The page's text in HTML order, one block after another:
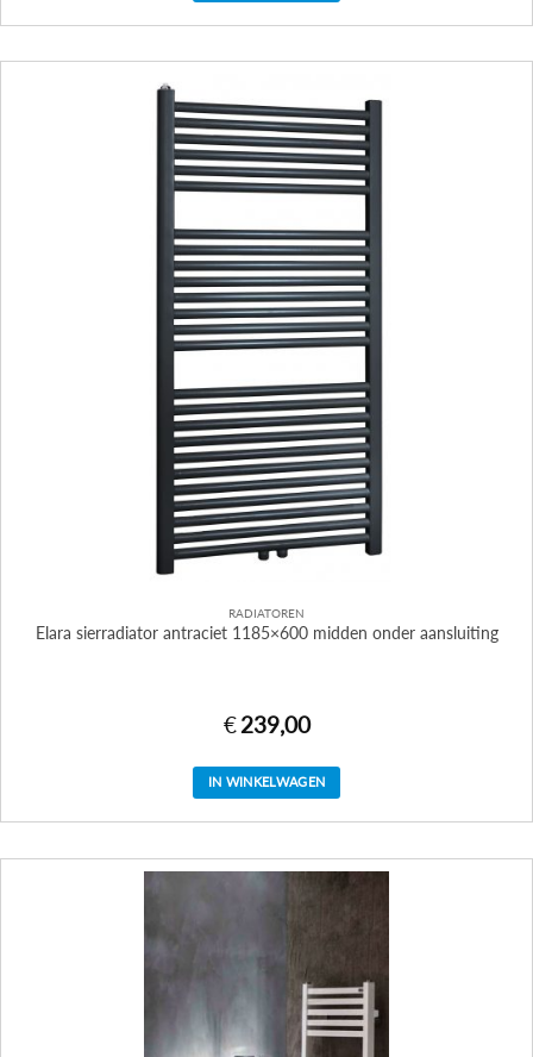
RADIATOREN
Elara sierradiator antraciet 1185×600 midden onder aansluiting
€ 239,00
IN WINKELWAGEN